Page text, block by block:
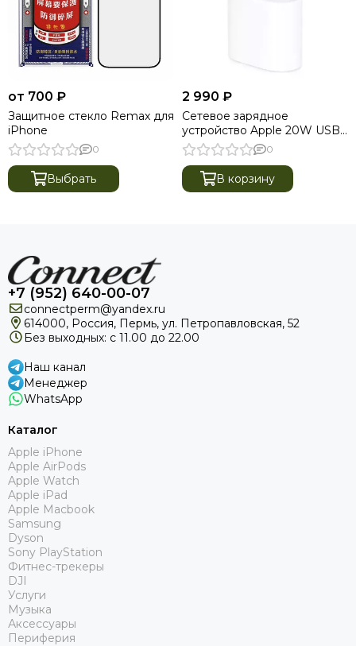
от 700 ₽
Защитное стекло Remax для
iPhone
0
Выбрать
2 990 ₽
Сетевое зарядное
устройство Apple 20W USB-
C Power Adapter (MHJE3)
0
В корзину
+7 (952) 640-00-07
connectperm@yandex.ru
614000, Россия, Пермь, ул. Петропавловская, 52
Без выходных: с 11.00 до 22.00
Наш канал
Менеджер
WhatsApp
Каталог
Apple iPhone
Apple AirPods
Apple Watch
Apple iPad
Apple Macbook
Samsung
Dyson
Sony PlayStation
Фитнес-трекеры
DJI
Услуги
Музыка
Аксессуары
Периферия